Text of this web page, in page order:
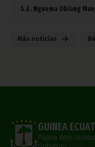
S.E. Nguema Obiang
Más noticias
GUINEA
Página Web